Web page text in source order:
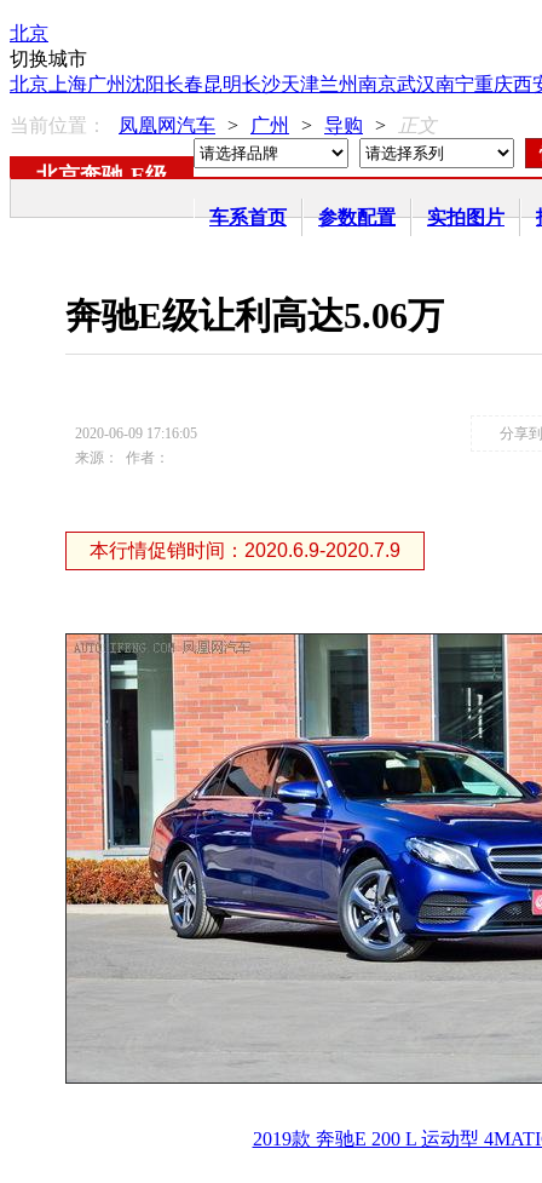
北京
切换城市
北京 上海广州沈阳长春昆明长沙天津兰州南京武汉南宁重庆西
当前位置：
凤凰网汽车 > 广州 > 导购 > 正文
北京奔驰-E级
车系首页 参数配置 实拍图片
奔驰E级让利高达5.06万
2020-06-09 17:16:05
分享
来源：
作者：
本行情促销时间：2020.6.9-2020.7.9
2019款 奔驰E 200 L 运动型